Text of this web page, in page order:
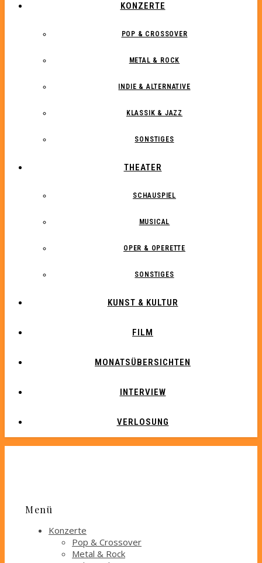
KONZERTE
POP & CROSSOVER
METAL & ROCK
INDIE & ALTERNATIVE
KLASSIK & JAZZ
SONSTIGES
THEATER
SCHAUSPIEL
MUSICAL
OPER & OPERETTE
SONSTIGES
KUNST & KULTUR
FILM
MONATSÜBERSICHTEN
INTERVIEW
VERLOSUNG
Menü
Konzerte
Pop & Crossover
Metal & Rock